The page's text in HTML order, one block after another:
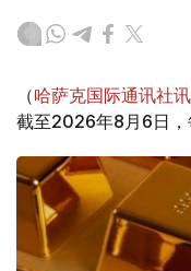
（哈萨克国际通讯社讯
截至2026年8月6日，